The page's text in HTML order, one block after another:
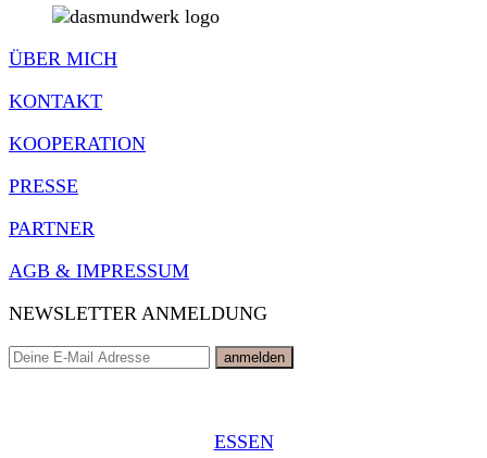
ÜBER MICH
KONTAKT
KOOPERATION
PRESSE
PARTNER
AGB & IMPRESSUM
NEWSLETTER ANMELDUNG
ESSEN